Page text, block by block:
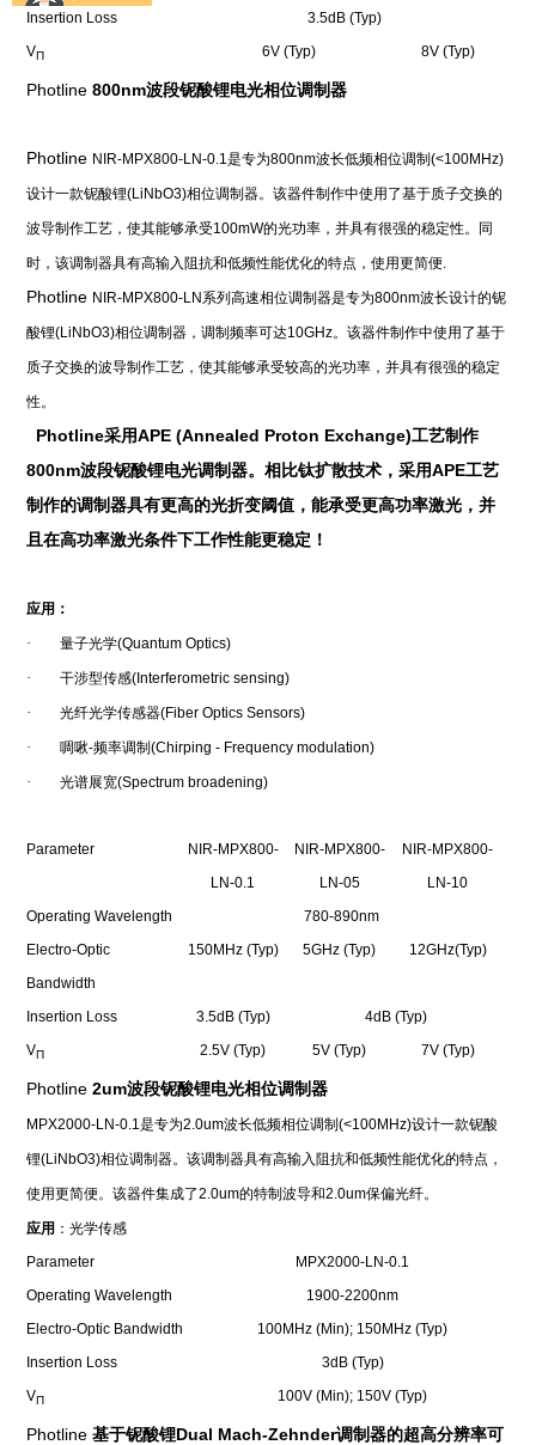
Insertion Loss
3.5dB (Typ)
VП 6V (Typ) 8V (Typ)
Photline800nm波段铌酸锂电光相位调制器
Photline NIR-MPX800-LN-0.1是专为800nm波长低频相位调制(<100MHz)
设计一款铌酸锂(LiNbO3)相位调制器。该器件制作中使用了基于质子交换的
波导制作工艺，使其能够承受100mW的光功率，并具有很强的稳定性。同
时，该调制器具有高输入阻抗和低频性能优化的特点，使用更简便.
Photline NIR-MPX800-LN 系列高速相位调制器是专为800nm波长设计的铌
酸锂(LiNbO3)相位调制器，调制频率可达10GHz。该器件制作中使用了基于
质子交换的波导制作工艺，使其能够承受较高的光功率，并具有很强的稳定
性。
Photline采用APE (Annealed Proton Exchange)工艺制作
800nm波段铌酸锂电光调制器。相比钛扩散技术，采用APE工艺
制作的调制器具有更高的光折变阈值，能承受更高功率激光，并
且在高功率激光条件下工作性能更稳定！
应用：
·量子光学(Quantum Optics)
·干涉型传感(Interferometric sensing)
·光纤光学传感器(Fiber Optics Sensors)
·啁啾-频率调制(Chirping - Frequency modulation)
·光谱展宽(Spectrum broadening)
Parameter
NIR-MPX800-
LN-0.1
NIR-MPX800-
LN-05
NIR-MPX800-
LN-10
Operating Wavelength
780-890nm
Electro-Optic
Bandwidth
150MHz (Typ) 5GHz (Typ) 12GHz(Typ)
Insertion Loss 3.5dB (Typ)
4dB (Typ)
VП 2.5V (Typ) 5V (Typ) 7V (Typ)
Photline2um波段铌酸锂电光相位调制器
MPX2000-LN-0.1是专为2.0um波长低频相位调制(<100MHz)设计一款铌酸
锂(LiNbO3)相位调制器。该调制器具有高输入阻抗和低频性能优化的特点，
使用更简便。该器件集成了2.0um的特制波导和2.0um保偏光纤。
应用 ：光学传感
Parameter
MPX2000-LN-0.1
Operating Wavelength
1900-2200nm
Electro-Optic Bandwidth
100MHz (Min); 150MHz (Typ)
Insertion Loss
3dB (Typ)
VП 100V (Min); 150V (Typ)
Photline基于铌酸锂Dual Mach-Zehnder调制器的超高分辨率可